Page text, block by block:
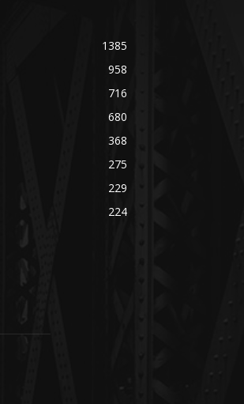
1385
958
716
680
368
275
229
224